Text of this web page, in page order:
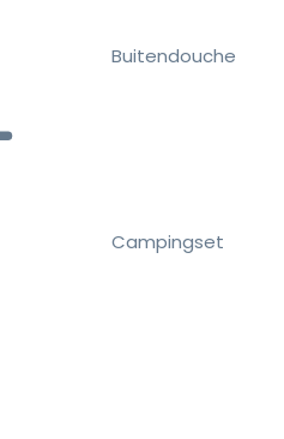
Buitendouche
Campingset